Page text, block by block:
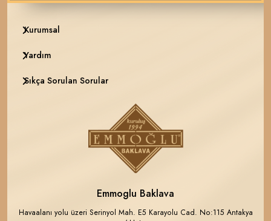
Kurumsal
Yardım
Sıkça Sorulan Sorular
Emmoglu Baklava
Havaalanı yolu üzeri Serinyol Mah. E5 Karayolu Cad. No:115 Antakya